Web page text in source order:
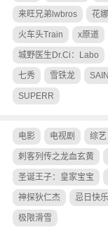
来旺兄弟lwbros 花
火车头Train x原道
城野医生Dr.Ci：Labo
七秀 雪铁龙
SUPERR
电影 电视剧 综艺
刺客列传之龙血玄黄
圣诞王子：皇家宝宝
神探狄仁杰 忌日快乐
极限滑雪